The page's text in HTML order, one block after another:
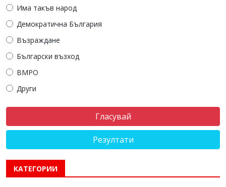
Има такъв народ
Демократична България
Възраждане
Български възход
ВМРО
Други
Резултати
КАТЕГОРИИ